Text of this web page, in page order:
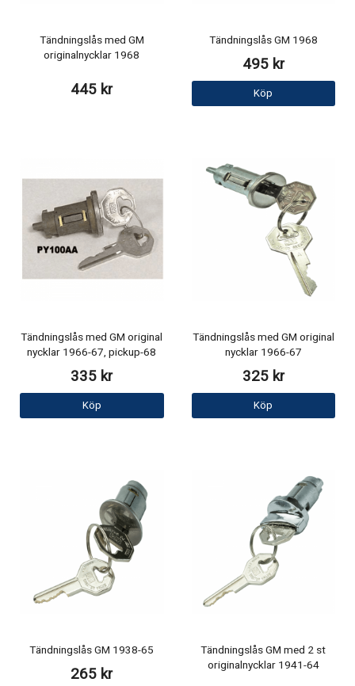
Tändningslås med GM
originalnycklar 1968
445 kr
Tändningslås GM 1968
495 kr
Köp
Tändningslås med GM original
nycklar 1966-67, pickup-68
335 kr
Köp
Tändningslås med GM original
nycklar 1966-67
325 kr
Köp
Tändningslås GM 1938-65
265 kr
Tändningslås GM med 2 st
originalnycklar 1941-64